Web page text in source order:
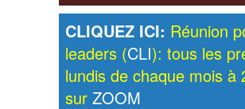
CLIQUEZ ICI: Réunion
leaders (CLI): tous les
lundis de chaque mois à
sur ZOOM